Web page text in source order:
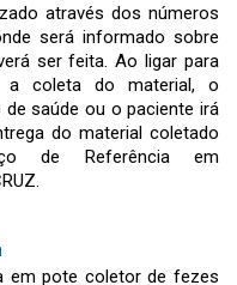
através dos números
será informado sobre
ser feita. Ao ligar para
a coleta do material, o
saúde ou o paciente irá
do material coletado
de Referência em
em pote coletor de fezes